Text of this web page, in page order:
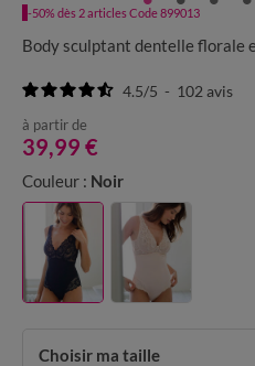
-50% dès 2 articles Code 899013
Body sculptant dentelle florale
4.5/5 - 102 avis
à partir de
39,99 €
Couleur : Noir
Choisir ma taille